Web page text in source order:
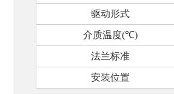
驱动形式
介质温度(℃)
法兰标准
安装位置